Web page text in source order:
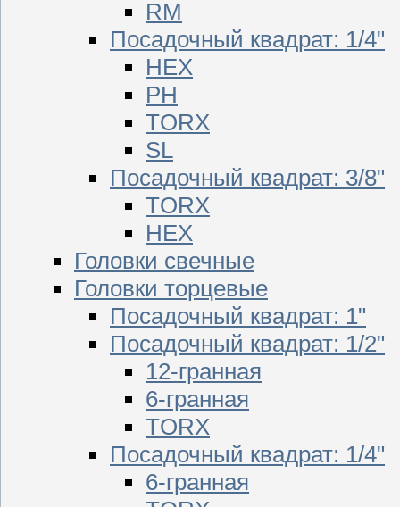
RM
Посадочный квадрат: 1/4"
HEX
PH
TORX
SL
Посадочный квадрат: 3/8"
TORX
HEX
Головки свечные
Головки торцевые
Посадочный квадрат: 1"
Посадочный квадрат: 1/2"
12-гранная
6-гранная
TORX
Посадочный квадрат: 1/4"
6-гранная